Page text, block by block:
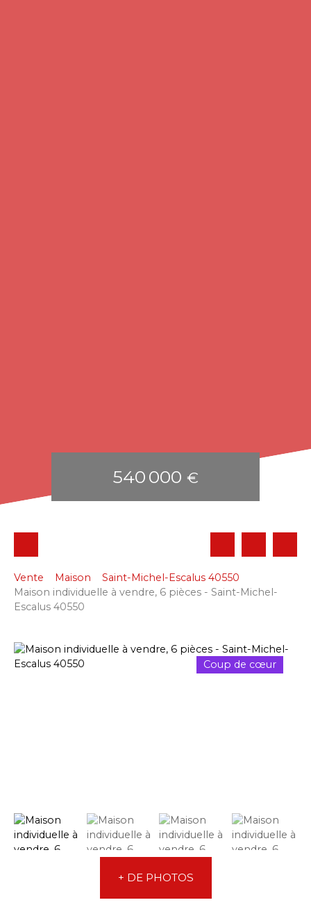
540 000 €
Vente Maison
Saint-Michel-Escalus 40550
Maison individuelle à vendre, 6 pièces - Saint-Michel-
Escalus 40550
Coup de cœur
+ DE PHOTOS